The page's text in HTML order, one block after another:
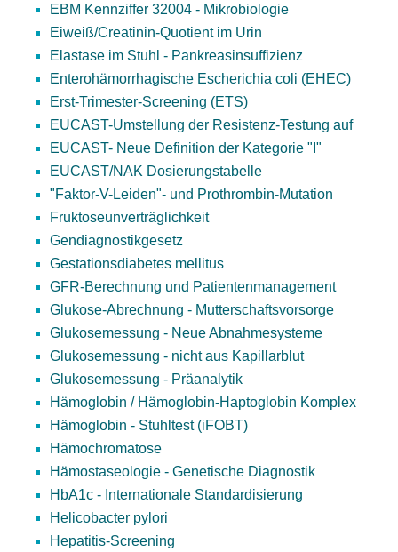
EBM Kennziffer 32004 - Mikrobiologie
Eiweiß/Creatinin-Quotient im Urin
Elastase im Stuhl - Pankreasinsuffizienz
Enterohämorrhagische Escherichia coli (EHEC)
Erst-Trimester-Screening (ETS)
EUCAST-Umstellung der Resistenz-Testung auf
EUCAST- Neue Definition der Kategorie "I"
EUCAST/NAK Dosierungstabelle
"Faktor-V-Leiden"- und Prothrombin-Mutation
Fruktoseunverträglichkeit
Gendiagnostikgesetz
Gestationsdiabetes mellitus
GFR-Berechnung und Patientenmanagement
Glukose-Abrechnung - Mutterschaftsvorsorge
Glukosemessung - Neue Abnahmesysteme
Glukosemessung - nicht aus Kapillarblut
Glukosemessung - Präanalytik
Hämoglobin / Hämoglobin-Haptoglobin Komplex
Hämoglobin - Stuhltest (iFOBT)
Hämochromatose
Hämostaseologie - Genetische Diagnostik
HbA1c - Internationale Standardisierung
Helicobacter pylori
Hepatitis-Screening